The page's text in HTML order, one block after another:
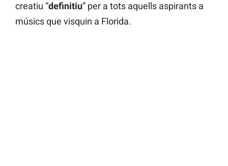
creatiu “definitiu” per a tots aquells aspirants a
músics que visquin a Florida.